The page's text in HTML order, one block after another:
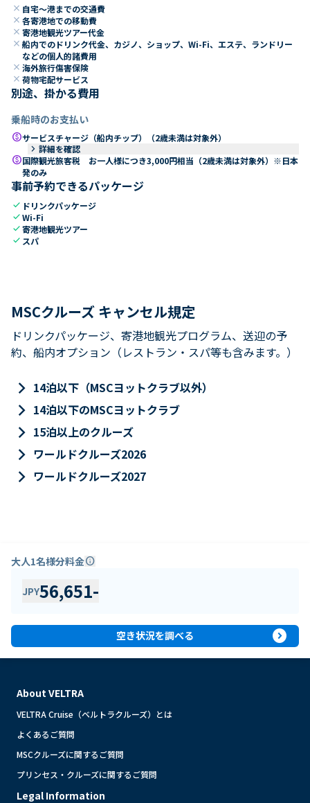
close 自宅～港までの交通費
close 各寄港地での移動費
close 寄港地観光ツアー代金
close 船内でのドリンク代金、カジノ、ショップ、Wi-Fi、エステ、ランドリー
などの個人的諸費用
close 海外旅行傷害保険
close 荷物宅配サービス
別途、掛かる費用
乗船時のお支払い
paidサービスチャージ（船内チップ）（2歳未満は対象外）
keyboard_arrow_right 詳細を確認
paid国際観光旅客税 お一人様につき3,000円相当（2歳未満は対象外）※日本
発のみ
事前予約できるパッケージ
check ドリンクパッケージ
checkWi-Fi
check寄港地観光ツアー
check スパ
MSCクルーズ キャンセル規定
ドリンクパッケージ、寄港地観光プログラム、送迎の予
約、船内オプション（レストラン・スパ等も含みます。）
keyboard_arrow_right 14泊以下（MSCヨットクラブ以外）
keyboard_arrow_right 14泊以下のMSCヨットクラブ
keyboard_arrow_right 15泊以上のクルーズ
keyboard_arrow_right ワールドクルーズ2026
keyboard_arrow_right ワールドクルーズ2027
大人1名様分料金info
JPY56,651-
空き状況を調べる expand_circle_right
About VELTRA
VELTRA Cruise（ベルトラクルーズ）とは
よくあるご質問
MSCクルーズに関するご質問
プリンセス・クルーズに関するご質問
Legal Information